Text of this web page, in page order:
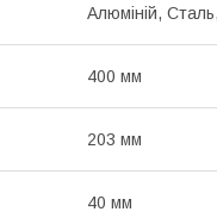
Алюміній,
400 мм
203 мм
40 мм